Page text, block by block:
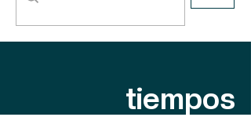
tiempos